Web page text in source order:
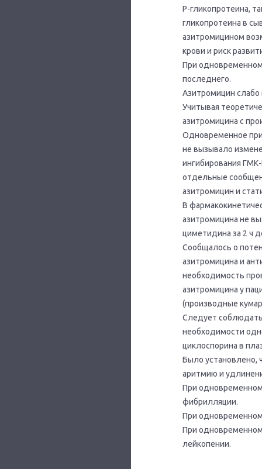
Р-гликопротеина,
гликопротеина в
азитромицином
крови и риск
При
последнего.
Азитромицин
Учитывая
азитромицина с
Одновременное
не вызывало
ингибирования
отдельные
азитромицин и
В
азитромицина не
циметидина за 2 ч
Сообщалось о
азитромицина и
необходимость
азитромицина у
(производные
Следует
необходимости
циклоспорина в
Было установлено,
аритмию и
При
фибрилляции.
При
При
лейкопении.